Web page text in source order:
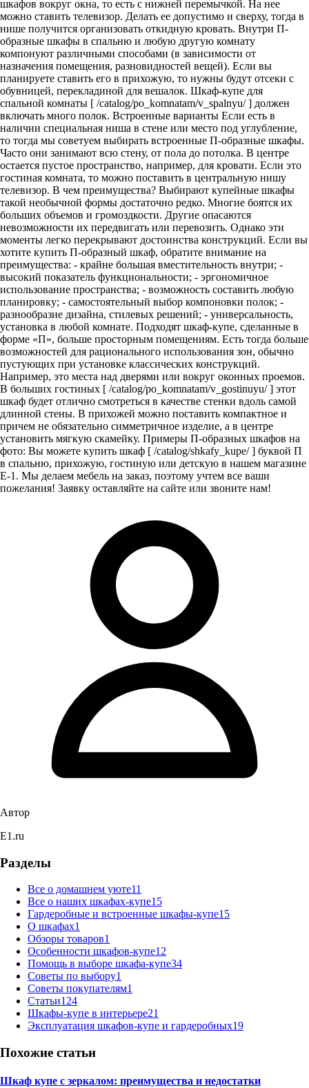
шкафов вокруг окна, то есть с нижней перемычкой. На нее
можно ставить телевизор. Делать ее допустимо и сверху, тогда в
нише получится организовать откидную кровать. Внутри П-
образные шкафы в спальню и любую другую комнату
компонуют различными способами (в зависимости от
назначения помещения, разновидностей вещей). Если вы
планируете ставить его в прихожую, то нужны будут отсеки с
обувницей, перекладиной для вешалок. Шкаф-купе для
спальной комнаты [ /catalog/po_komnatam/v_spalnyu/ ] должен
включать много полок. Встроенные варианты Если есть в
наличии специальная ниша в стене или место под углубление,
то тогда мы советуем выбирать встроенные П-образные шкафы.
Часто они занимают всю стену, от пола до потолка. В центре
остается пустое пространство, например, для кровати. Если это
гостиная комната, то можно поставить в центральную нишу
телевизор. В чем преимущества? Выбирают купейные шкафы
такой необычной формы достаточно редко. Многие боятся их
больших объемов и громоздкости. Другие опасаются
невозможности их передвигать или перевозить. Однако эти
моменты легко перекрывают достоинства конструкций. Если вы
хотите купить П-образный шкаф, обратите внимание на
преимущества: - крайне большая вместительность внутри; -
высокий показатель функциональности; - эргономичное
использование пространства; - возможность составить любую
планировку; - самостоятельный выбор компоновки полок; -
разнообразие дизайна, стилевых решений; - универсальность,
установка в любой комнате. Подходят шкаф-купе, сделанные в
форме «П», больше просторным помещениям. Есть тогда больше
возможностей для рационального использования зон, обычно
пустующих при установке классических конструкций.
Например, это места над дверями или вокруг оконных проемов.
В больших гостиных [ /catalog/po_komnatam/v_gostinuyu/ ] этот
шкаф будет отлично смотреться в качестве стенки вдоль самой
длинной стены. В прихожей можно поставить компактное и
причем не обязательно симметричное изделие, а в центре
установить мягкую скамейку. Примеры П-образных шкафов на
фото: Вы можете купить шкаф [ /catalog/shkafy_kupe/ ] буквой П
в спальню, прихожую, гостиную или детскую в нашем магазине
E-1. Мы делаем мебель на заказ, поэтому учтем все ваши
пожелания! Заявку оставляйте на сайте или звоните нам!
Автор
E1.ru
Разделы
Все о домашнем уюте11
Все о наших шкафах-купе15
Гардеробные и встроенные шкафы-купе15
О шкафах1
Обзоры товаров1
Особенности шкафов-купе12
Помощь в выборе шкафа-купе34
Советы по выбору1
Советы покупателям1
Статьи124
Шкафы-купе в интерьере21
Эксплуатация шкафов-купе и гардеробных19
Похожие статьи
Шкаф купе с зеркалом: преимущества и недостатки